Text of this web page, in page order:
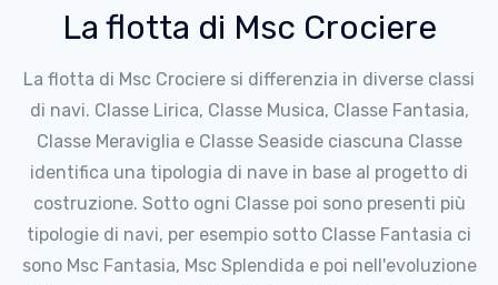
La flotta di Msc Crociere
La flotta di Msc Crociere si differenzia in diverse classi
di navi. Classe Lirica, Classe Musica, Classe Fantasia,
Classe Meraviglia e Classe Seaside ciascuna Classe
identifica una tipologia di nave in base al progetto di
costruzione. Sotto ogni Classe poi sono presenti più
tipologie di navi, per esempio sotto Classe Fantasia ci
sono Msc Fantasia, Msc Splendida e poi nell'evoluzione